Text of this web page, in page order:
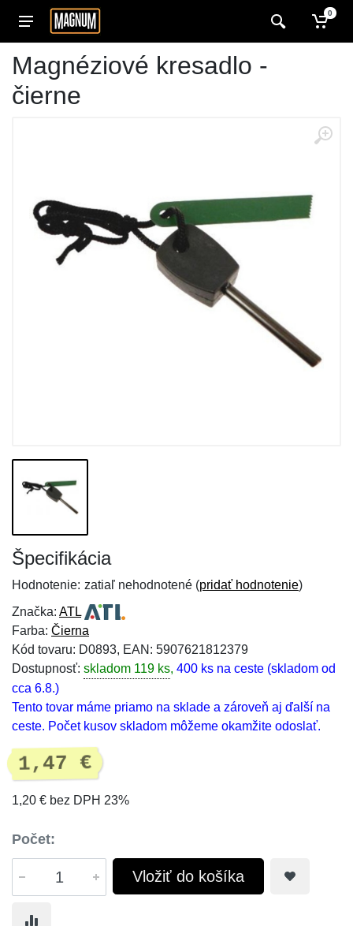
0
Magnéziové kresadlo -
čierne
Špecifikácia
Hodnotenie: zatiaľ nehodnotené (pridať hodnotenie)
Značka: ATL
Farba: Čierna
Kód tovaru: D0893, EAN: 5907621812379
Dostupnosť: skladom 119 ks, 400 ks na ceste (skladom od
cca 6.8.)
Tento tovar máme priamo na sklade a zároveň aj ďalší na
ceste. Počet kusov skladom môžeme okamžite odoslať.
1,47 €
1,20 € bez DPH 23%
Počet:
Vložiť do košíka